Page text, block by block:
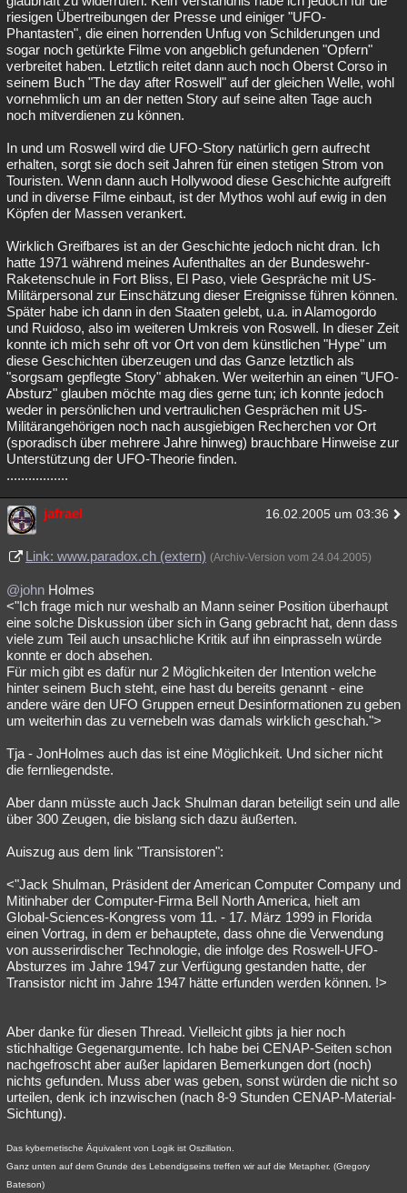
riesigen Übertreibungen der Presse und einiger "UFO-
Phantasten", die einen horrenden Unfug von Schilderungen und
sogar noch getürkte Filme von angeblich gefundenen "Opfern"
verbreitet haben. Letztlich reitet dann auch noch Oberst Corso in
seinem Buch "The day after Roswell" auf der gleichen Welle, wohl
vornehmlich um an der netten Story auf seine alten Tage auch
noch mitverdienen zu können.
In und um Roswell wird die UFO-Story natürlich gern aufrecht
erhalten, sorgt sie doch seit Jahren für einen stetigen Strom von
Touristen. Wenn dann auch Hollywood diese Geschichte aufgreift
und in diverse Filme einbaut, ist der Mythos wohl auf ewig in den
Köpfen der Massen verankert.
Wirklich Greifbares ist an der Geschichte jedoch nicht dran. Ich
hatte 1971 während meines Aufenthaltes an der Bundeswehr-
Raketenschule in Fort Bliss, El Paso, viele Gespräche mit US-
Militärpersonal zur Einschätzung dieser Ereignisse führen können.
Später habe ich dann in den Staaten gelebt, u.a. in Alamogordo
und Ruidoso, also im weiteren Umkreis von Roswell. In dieser Zeit
konnte ich mich sehr oft vor Ort von dem künstlichen "Hype" um
diese Geschichten überzeugen und das Ganze letztlich als
"sorgsam gepflegte Story" abhaken. Wer weiterhin an einen "UFO-
Absturz" glauben möchte mag dies gerne tun; ich konnte jedoch
weder in persönlichen und vertraulichen Gesprächen mit US-
Militärangehörigen noch nach ausgiebigen Recherchen vor Ort
(sporadisch über mehrere Jahre hinweg) brauchbare Hinweise zur
Unterstützung der UFO-Theorie finden.
.................
jafrael 16.02.2005 um 03:36
Link: www.paradox.ch (extern) (Archiv-Version vom 24.04.2005)
@john Holmes
<"Ich frage mich nur weshalb an Mann seiner Position überhaupt
eine solche Diskussion über sich in Gang gebracht hat, denn dass
viele zum Teil auch unsachliche Kritik auf ihn einprasseln würde
konnte er doch absehen.
Für mich gibt es dafür nur 2 Möglichkeiten der Intention welche
hinter seinem Buch steht, eine hast du bereits genannt - eine
andere wäre den UFO Gruppen erneut Desinformationen zu geben
um weiterhin das zu vernebeln was damals wirklich geschah.">
Tja - JonHolmes auch das ist eine Möglichkeit. Und sicher nicht
die fernliegendste.
Aber dann müsste auch Jack Shulman daran beteiligt sein und alle
über 300 Zeugen, die bislang sich dazu äußerten.
Auiszug aus dem link "Transistoren":
<"Jack Shulman, Präsident der American Computer Company und
Mitinhaber der Computer-Firma Bell North America, hielt am
Global-Sciences-Kongress vom 11. - 17. März 1999 in Florida
einen Vortrag, in dem er behauptete, dass ohne die Verwendung
von ausserirdischer Technologie, die infolge des Roswell-UFO-
Absturzes im Jahre 1947 zur Verfügung gestanden hatte, der
Transistor nicht im Jahre 1947 hätte erfunden werden können. !>
Aber danke für diesen Thread. Vielleicht gibts ja hier noch
stichhaltige Gegenargumente. Ich habe bei CENAP-Seiten schon
nachgefroscht aber außer lapidaren Bemerkungen dort (noch)
nichts gefunden. Muss aber was geben, sonst würden die nicht so
urteilen, denk ich inzwischen (nach 8-9 Stunden CENAP-Material-
Sichtung).
Das kybernetische Äquivalent von Logik ist Oszillation.
Ganz unten auf dem Grunde des Lebendigseins treffen wir auf die Metapher. (Gregory
Bateson)